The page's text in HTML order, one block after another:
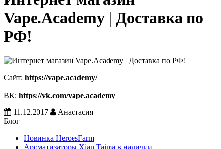
Vape.Academy | Доставка по
РФ!
Сайт: https://vape.academy/
ВК: https://vk.com/vape.academy
11.12.2017
Анастасия
Блог
Новинка HeroesFarm
Ароматизаторы Xian Taima в наличии